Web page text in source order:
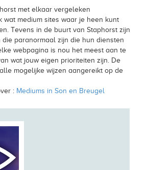
met elkaar vergeleken
wat medium sites waar je heen kunt
Tevens in de buurt van Staphorst zijn
paranormaal zijn die hun diensten
webpagina is nou het meest aan te
wat jouw eigen prioriteiten zijn. De
mogelijke wijzen aangereikt op de
: Mediums in Son en Breugel